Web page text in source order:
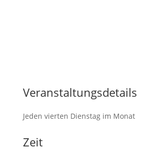
Veranstaltungsdetails
Jeden vierten Dienstag im Monat
Zeit